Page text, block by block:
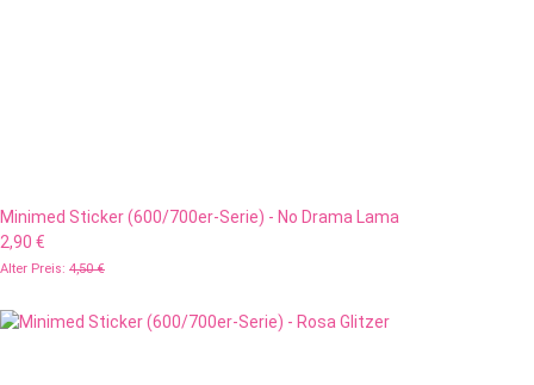
Minimed Sticker (600/700er-Serie) - No Drama Lama
2,90 €
Alter Preis: 4,50 €